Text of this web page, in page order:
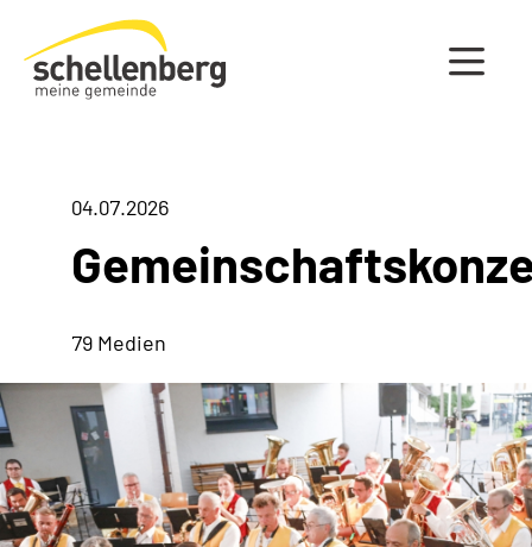
Gemeinde Schellenberg Startseite
04.07.2026
79 Medien